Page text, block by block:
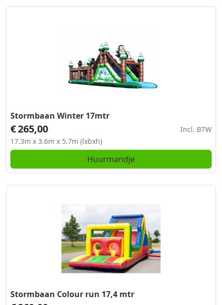
Stormbaan Winter 17mtr
€265,00
Incl. BTW
17.3m x 3.6m x 5.7m (lxbxh)
Huurmandje
Stormbaan Colour run 17,4 mtr